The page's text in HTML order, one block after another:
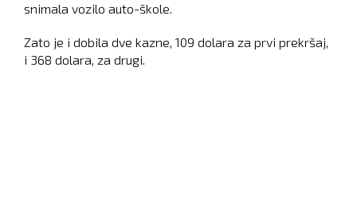
snimala vozilo auto-škole.
Zato je i dobila dve kazne, 109 dolara za prvi prekršaj,
i 368 dolara, za drugi.